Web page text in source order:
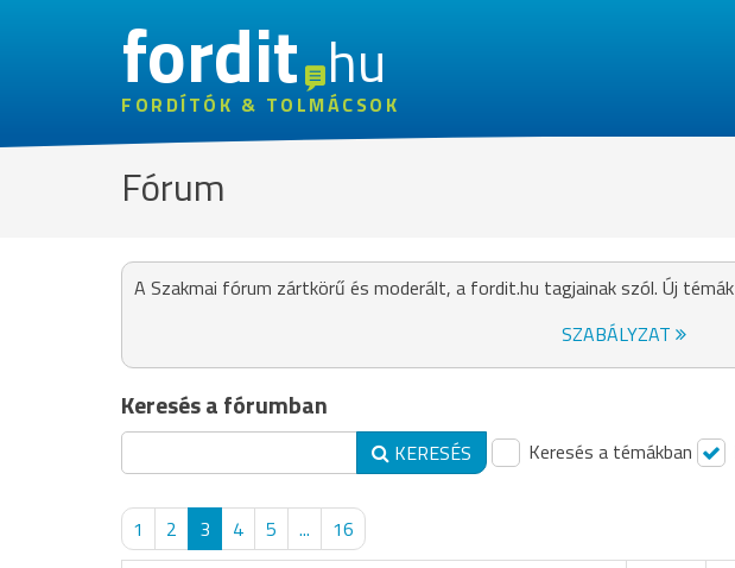
fordithu
FORDÍTÓK & TOLMÁCSOK
Fórum
A Szakmai fórum zártkörű és moderált, a fordit.hu tagjainak szól. Új
SZABÁLYZAT
Keresés a fórumban
KERESÉS Keresés a témákban
1 2 3 4 5 ... 16